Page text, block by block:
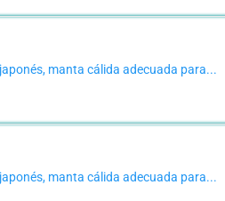
manta cálida adecuada para...
manta cálida adecuada para...